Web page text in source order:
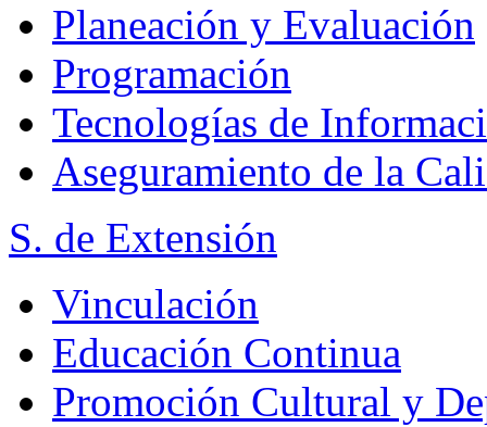
Planeación y Evaluación
Programación
Tecnologías de
Aseguramiento de la
S. de Extensión
Vinculación
Educación Continua
Promoción Cultural y